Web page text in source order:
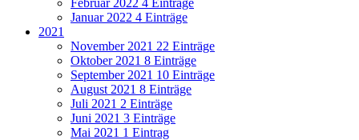
Februar 2022 4 Einträge
Januar 2022 4 Einträge
2021
November 2021 22 Einträge
Oktober 2021 8 Einträge
September 2021 10 Einträge
August 2021 8 Einträge
Juli 2021 2 Einträge
Juni 2021 3 Einträge
Mai 2021 1 Eintrag